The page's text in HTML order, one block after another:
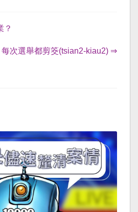
？
每次選舉都剪筊(tsian2-kiau2) ⇒